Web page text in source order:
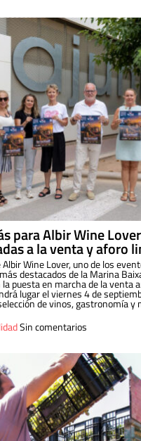
para Albir Wine
a la venta y aforo
Wine Lover, uno de los
destacados de la Marina
puesta en marcha de la venta
lugar el viernes 4 de
de vinos, gastronomía y
Sin comentarios